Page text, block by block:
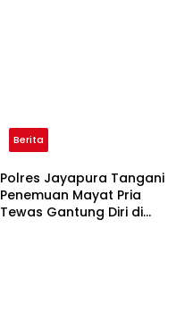
Berita
Polres Jayapura Tangani
Penemuan Mayat Pria
Tewas Gantung Diri di